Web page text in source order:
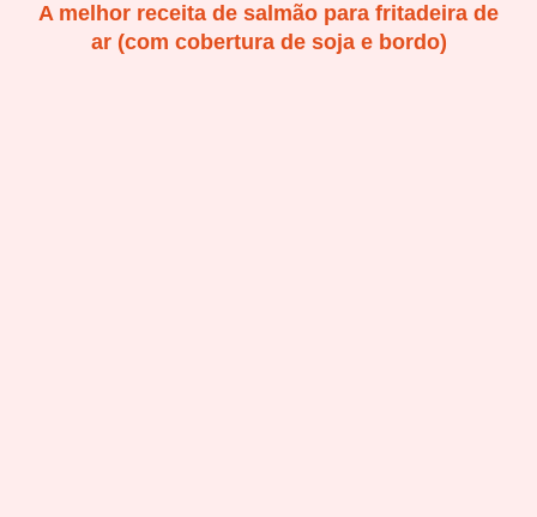
A melhor receita de salmão para fritadeira de
ar (com cobertura de soja e bordo)